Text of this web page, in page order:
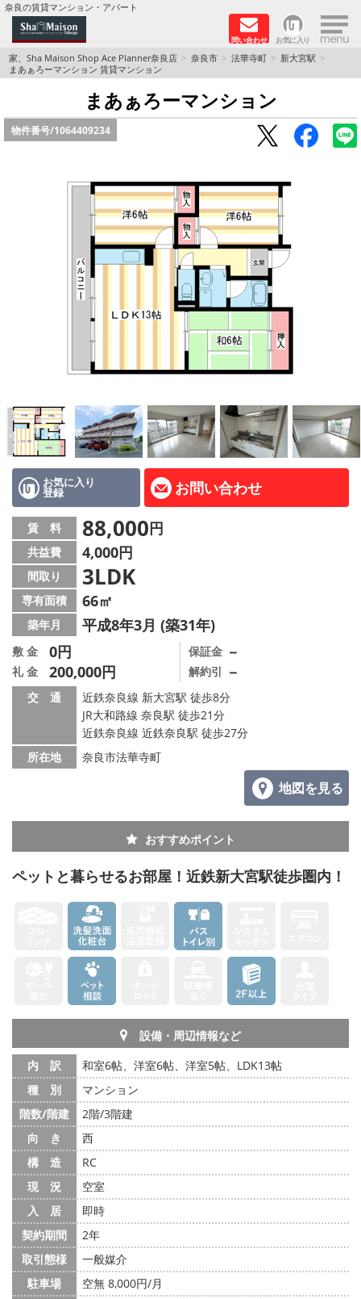
奈良の賃貸マンション・アパート
問い合わせ お気に入り ×
TOPページ
Foreigners welcome！
店長のおすすめ物件
積水ハウス Sha Maison 特集 (奈良北部、木津川
積水ハウス Sha Maison 特集 (奈良南部)
路線·駅から探す
地域から探す
地図から探す
AcePlanner公式ライン
SNS
スタッフ紹介
リフォーム のことなら！
オーナー様へ
住宅型有料老人 Ｆｌｅｕｒａｇｅ
店舗情報·アクセス
会社概要
メールでお問い合わせ
家、Sha Maison Shop Ace Planner奈良店 奈良市 法華寺町
新大宮駅
まあぁろーマンション 賃貸マンション
まあぁろーマンション
物件番号/1064409234
お気に入り
登録 お問い合わせ
賃 料 88,000円
共益費 4,000円
間取り 3LDK
専有面積 66㎡
築年月 平成8年3月 (築31年)
敷 金 0円
礼 金 200,000円
保証金 －
解約引 －
交 通
近鉄奈良線 新大宮駅 徒歩8分
JR大和路線 奈良駅 徒歩21分
近鉄奈良線 近鉄奈良駅 徒歩27分
所在地
奈良市法華寺町
地図を見る
おすすめポイント
ペットと暮らせるお部屋！近鉄新大宮駅徒歩圏内！
設備・周辺情報など
内 訳
和室6帖、洋室6帖、洋室5帖、LDK13帖
種 別
マンション
階数/階建
2階/3階建
向 き
西
構 造
RC
現 況
空室
入 居
即時
契約期間
2年
取引態様
一般媒介
駐車場
空無 8,000円/月